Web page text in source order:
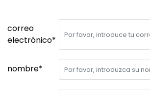
correo
electrónico*
nombre*